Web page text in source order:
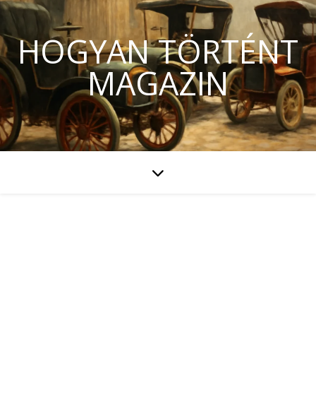
HOGYAN TÖRTÉNT
MAGAZIN